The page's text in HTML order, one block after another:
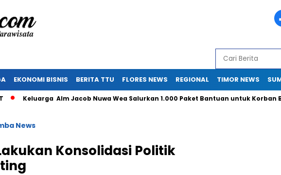
EKONOMI BISNIS BERITA TTU FLORES NEWS REGIONAL TIMOR NEWS
Alm Jacob Nuwa Wea Salurkan 1.000 Paket Bantuan untuk Korban Bencana
News
Konsolidasi Politik